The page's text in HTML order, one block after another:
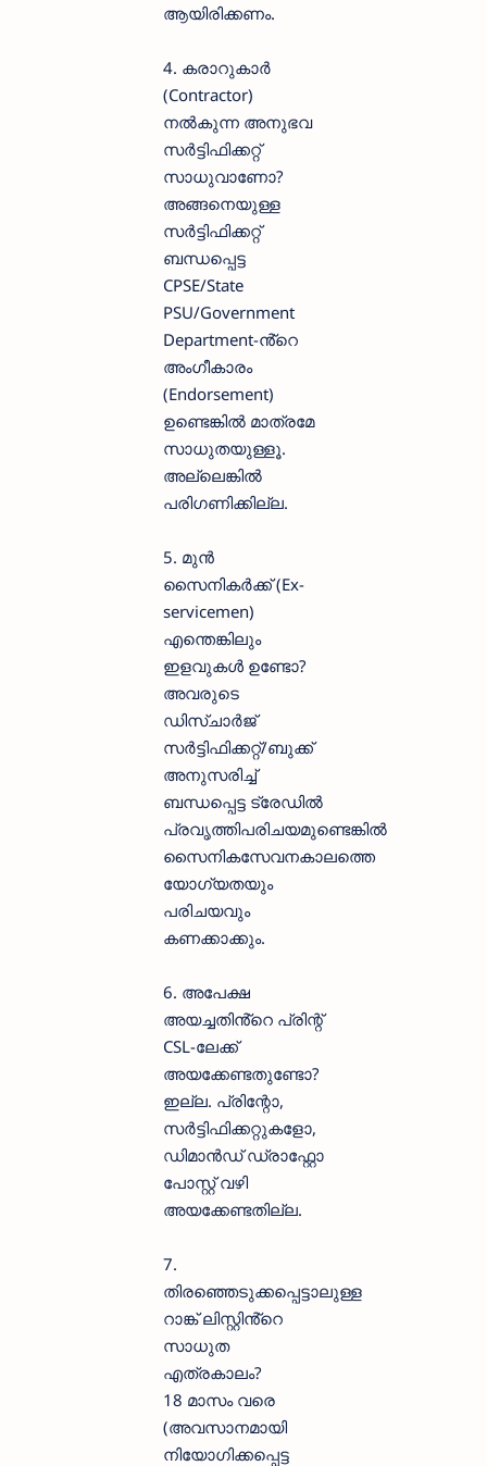
ആയിരിക്കണം.
4. കരാറുകാർ
(Contractor)
നൽകുന്ന അനുഭവ
സർട്ടിഫിക്കറ്റ്
സാധുവാണോ?
അങ്ങനെയുള്ള
സർട്ടിഫിക്കറ്റ്
ബന്ധപ്പെട്ട
CPSE/State
PSU/Government
Department-ൻ്റെ
അംഗീകാരം
(Endorsement)
ഉണ്ടെങ്കിൽ മാത്രമേ
സാധുതയുള്ളൂ.
അല്ലെങ്കിൽ
പരിഗണിക്കില്ല.
5. മുൻ
സൈനികർക്ക് (Ex-
servicemen)
എന്തെങ്കിലും
ഇളവുകൾ ഉണ്ടോ?
അവരുടെ
ഡിസ്ചാർജ്
സർട്ടിഫിക്കറ്റ്/ബുക്ക്
അനുസരിച്ച്
ബന്ധപ്പെട്ട ട്രേഡിൽ
പ്രവൃത്തിപരിചയമുണ്ടെങ്കിൽ
സൈനികസേവനകാലത്തെ
യോഗ്യതയും
പരിചയവും
കണക്കാക്കും.
6. അപേക്ഷ
അയച്ചതിൻ്റെ പ്രിന്റ്
CSL-ലേക്ക്
അയക്കേണ്ടതുണ്ടോ?
ഇല്ല. പ്രിന്റോ,
സർട്ടിഫിക്കറ്റുകളോ,
ഡിമാൻഡ് ഡ്രാഫ്റ്റോ
പോസ്റ്റ് വഴി
അയക്കേണ്ടതില്ല.
7.
തിരഞ്ഞെടുക്കപ്പെട്ടാലുള്ള
റാങ്ക് ലിസ്റ്റിൻ്റെ
സാധുത
എത്രകാലം?
18 മാസം വരെ
(അവസാനമായി
നിയോഗിക്കപ്പെട്ട